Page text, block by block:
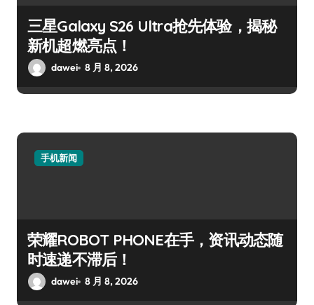
三星Galaxy S26 Ultra抢先体验，揭秘
新机超燃亮点！
dawei 8 月 8, 2026
手机新闻
荣耀ROBOT PHONE在手，资讯动态随
时速递不滞后！
dawei 8 月 8, 2026